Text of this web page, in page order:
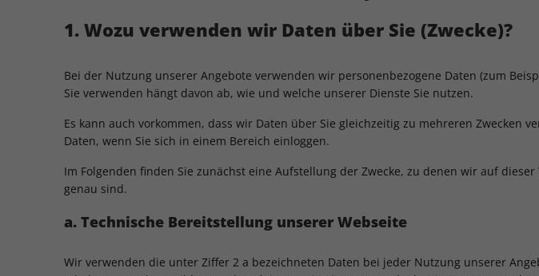
1. Wozu verwenden wir Daten über Sie (Zwecke)?
Bei der Nutzung unserer Angebote verwenden wir personenbezogene Daten (zum
Sie verwenden hängt davon ab, wie und welche unserer Dienste Sie nutzen.
Es kann auch vorkommen, dass wir Daten über Sie gleichzeitig zu mehreren
Daten, wenn Sie sich in einem Bereich einloggen.
Im Folgenden finden Sie zunächst eine Aufstellung der Zwecke, zu denen wir auf
genau sind.
a. Technische Bereitstellung unserer Webseite
Wir verwenden die unter Ziffer 2 a bezeichneten Daten bei jeder Nutzung unserer